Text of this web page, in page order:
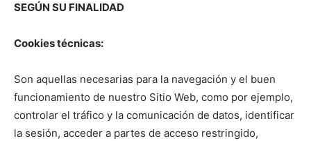
SEGÚN SU FINALIDAD
Cookies técnicas:
Son aquellas necesarias para la navegación y el buen
funcionamiento de nuestro Sitio Web, como por ejemplo,
controlar el tráfico y la comunicación de datos, identificar
la sesión, acceder a partes de acceso restringido,